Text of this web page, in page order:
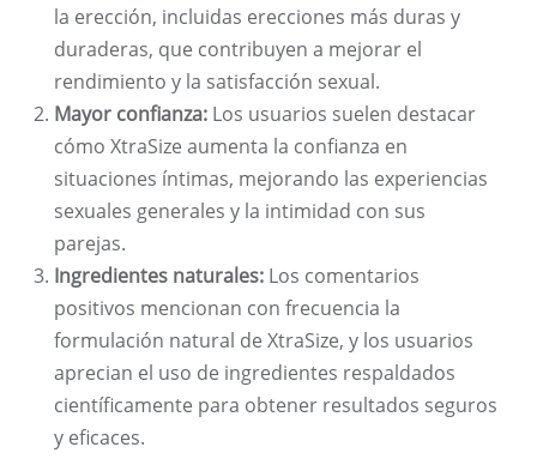
la erección, incluidas erecciones más duras y
duraderas, que contribuyen a mejorar el
rendimiento y la satisfacción sexual.
Mayor confianza: Los usuarios suelen destacar
cómo XtraSize aumenta la confianza en
situaciones íntimas, mejorando las experiencias
sexuales generales y la intimidad con sus
parejas.
Ingredientes naturales: Los comentarios
positivos mencionan con frecuencia la
formulación natural de XtraSize, y los usuarios
aprecian el uso de ingredientes respaldados
científicamente para obtener resultados seguros
y eficaces.